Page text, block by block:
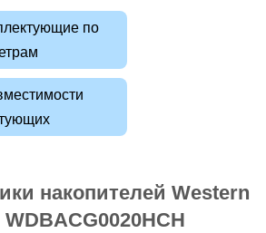
по
накопителей Western